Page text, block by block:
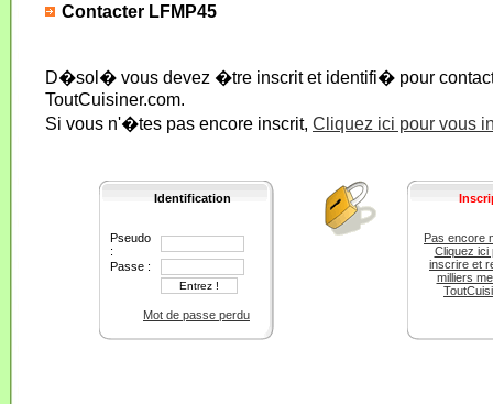
Contacter LFMP45
D�sol� vous devez �tre inscrit et identifi� pour
ToutCuisiner.com.
Si vous n'�tes pas encore inscrit, Cliquez ici pour vous
Identification
Pseudo
:
Passe :
Mot de passe perdu
Pas encore
Cliquez ici
inscrire et
milliers